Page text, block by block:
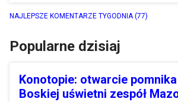
NAJLEPSZE KOMENTARZE TYGODNIA(77)
Popularne dzisiaj
Konotopie: otwarcie
Boskiej uświetni zespół